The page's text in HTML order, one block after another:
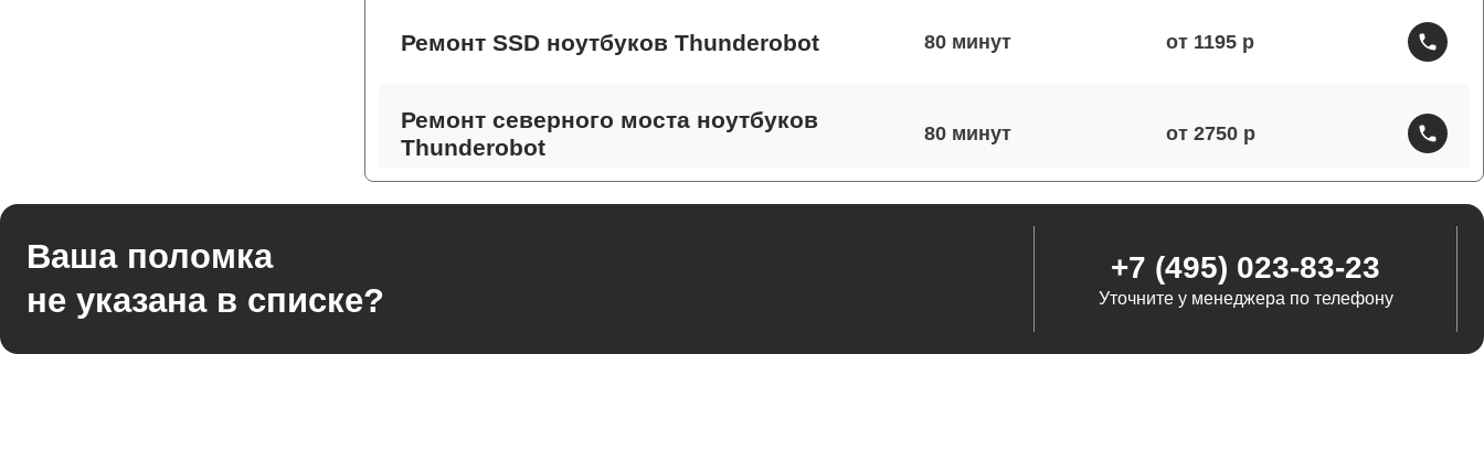
Ремонт SSD ноутбуков Thunderobot 80 от 1195
Ремонт северного моста ноутбуков
Thunderobot
80 от 2750
Ваша поломка
не указана в списке?
+7 (495) 023-83-23
Уточните у менеджера по телефону